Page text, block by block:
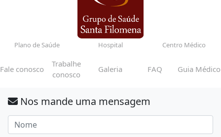
Plano de Saúde Hospital Centro Médico
Fale conosco
Trabalhe
conosco
Galeria FAQ Guia Médico
Nos mande uma mensagem